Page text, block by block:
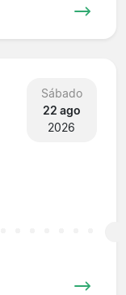
Sábado
22 ago
2026